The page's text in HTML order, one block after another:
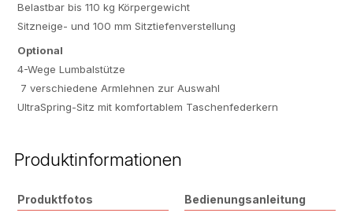
Belastbar bis 110 kg Körpergewicht
Sitzneige- und 100 mm Sitztiefenverstellung
Optional
4-Wege Lumbalstütze
7 verschiedene Armlehnen zur Auswahl
UltraSpring-Sitz mit komfortablem Taschenfederkern
Produktinformationen
Produktfotos Bedienungsanleitung